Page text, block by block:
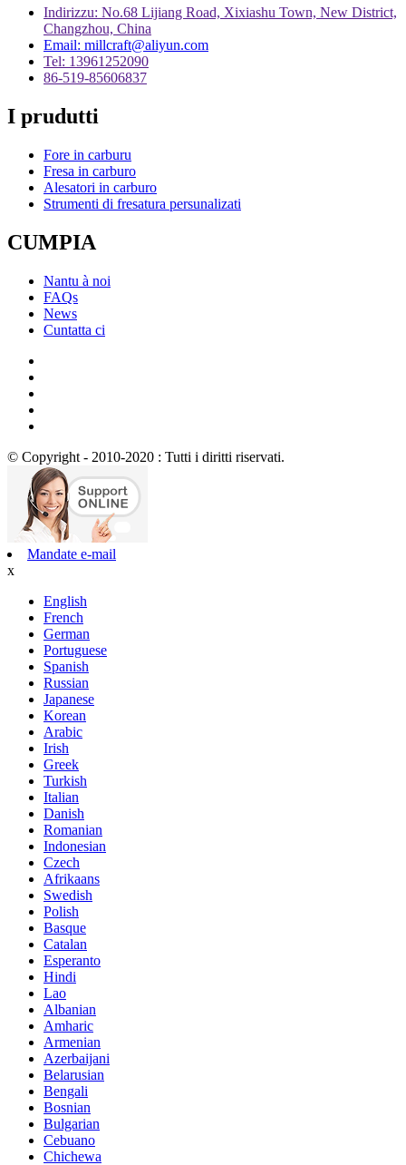
Indirizzu: No.68 Lijiang Road, Xixiashu Town, New District,
Changzhou, China
Email: millcraft@aliyun.com
Tel: 13961252090
86-519-85606837
I prudutti
Fore in carburu
Fresa in carburo
Alesatori in carburo
Strumenti di fresatura persunalizati
CUMPIA
Nantu à noi
FAQs
News
Cuntatta ci
© Copyright - 2010-2020 : Tutti i diritti riservati.
Mandate e-mail
x
English
French
German
Portuguese
Spanish
Russian
Japanese
Korean
Arabic
Irish
Greek
Turkish
Italian
Danish
Romanian
Indonesian
Czech
Afrikaans
Swedish
Polish
Basque
Catalan
Esperanto
Hindi
Lao
Albanian
Amharic
Armenian
Azerbaijani
Belarusian
Bengali
Bosnian
Bulgarian
Cebuano
Chichewa